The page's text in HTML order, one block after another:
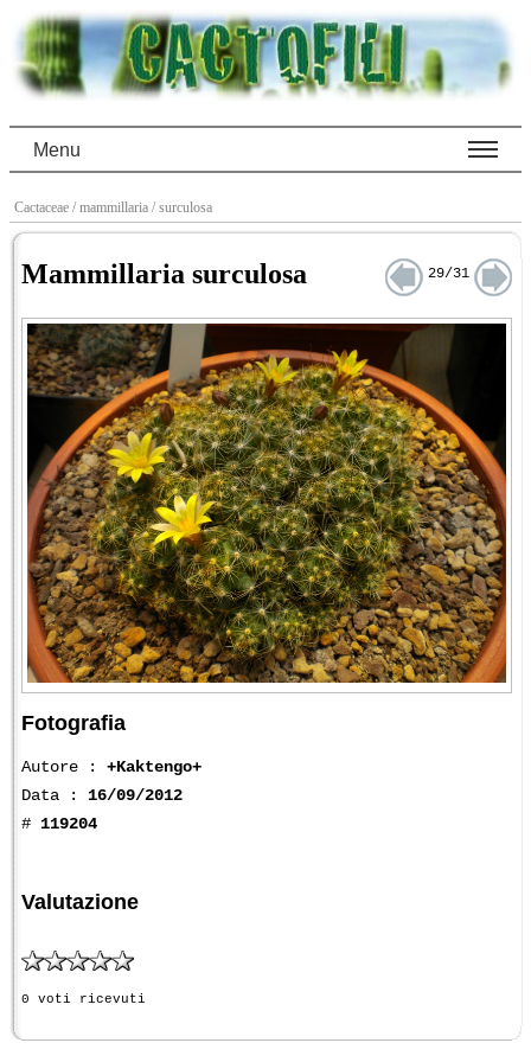
Menu
Cactaceae / mammillaria / surculosa
Mammillaria surculosa 29/31
Fotografia
Autore : +Kaktengo+
Data : 16/09/2012
# 119204
Valutazione
0 voti ricevuti